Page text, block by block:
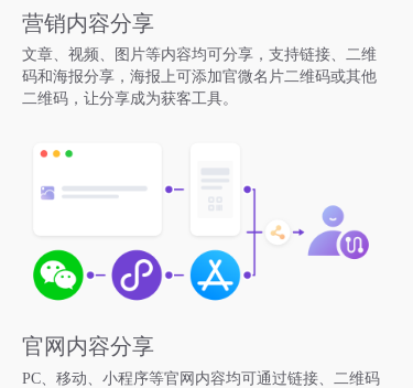
营销内容分享
文章、视频、图片等内容均可分享，支持链接、二维
码和海报分享，海报上可添加官微名片二维码或其他
二维码，让分享成为获客工具。
官网内容分享
PC、移动、小程序等官网内容均可通过链接、二维码